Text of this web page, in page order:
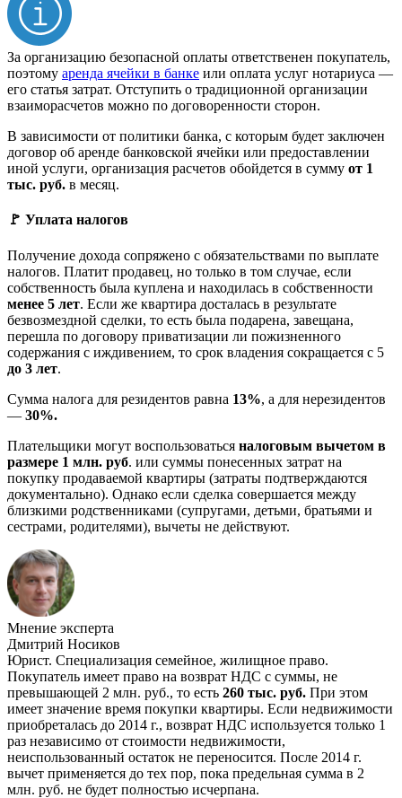
За организацию безопасной оплаты ответственен покупатель,
поэтому аренда ячейки в банке или оплата услуг нотариуса —
его статья затрат. Отступить о традиционной организации
взаиморасчетов можно по договоренности сторон.
В зависимости от политики банка, с которым будет заключен
договор об аренде банковской ячейки или предоставлении
иной услуги, организация расчетов обойдется в сумму от 1
тыс. руб. в месяц.
🚩 Уплата налогов
Получение дохода сопряжено с обязательствами по выплате
налогов. Платит продавец, но только в том случае, если
собственность была куплена и находилась в собственности
менее 5 лет. Если же квартира досталась в результате
безвозмездной сделки, то есть была подарена, завещана,
перешла по договору приватизации ли пожизненного
содержания с иждивением, то срок владения сокращается с 5
до 3 лет.
Сумма налога для резидентов равна 13%, а для нерезидентов
— 30%.
Плательщики могут воспользоваться налоговым вычетом в
размере 1 млн. руб. или суммы понесенных затрат на
покупку продаваемой квартиры (затраты подтверждаются
документально). Однако если сделка совершается между
близкими родственниками (супругами, детьми, братьями и
сестрами, родителями), вычеты не действуют.
Мнение эксперта
Дмитрий Носиков
Юрист. Специализация семейное, жилищное право.
Покупатель имеет право на возврат НДС с суммы, не
превышающей 2 млн. руб., то есть 260 тыс. руб. При этом
имеет значение время покупки квартиры. Если недвижимости
приобреталась до 2014 г., возврат НДС используется только 1
раз независимо от стоимости недвижимости,
неиспользованный остаток не переносится. После 2014 г.
вычет применяется до тех пор, пока предельная сумма в 2
млн. руб. не будет полностью исчерпана.